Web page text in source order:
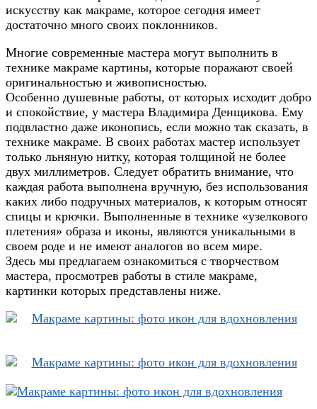
искусству как макраме, которое сегодня имеет
достаточно много своих поклонников.
Многие современные мастера могут выполнить в
технике макраме картины, которые поражают своей
оригинальностью и живописностью.
Особенно душевные работы, от которых исходит добро
и спокойствие, у мастера Владимира Денщикова. Ему
подвластно даже иконопись, если можно так сказать, в
технике макраме. В своих работах мастер использует
только льняную нитку, которая толщиной не более
двух миллиметров. Следует обратить внимание, что
каждая работа выполнена вручную, без использования
каких либо подручных материалов, к которым относят
спицы и крючки. Выполненные в технике «узелкового
плетения» образа и иконы, являются уникальными в
своем роде и не имеют аналогов во всем мире.
Здесь мы предлагаем ознакомиться с творчеством
мастера, просмотрев работы в стиле макраме,
картинки которых представлены ниже.